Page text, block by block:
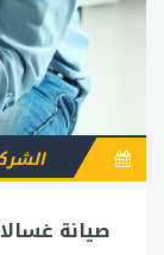
صيانة